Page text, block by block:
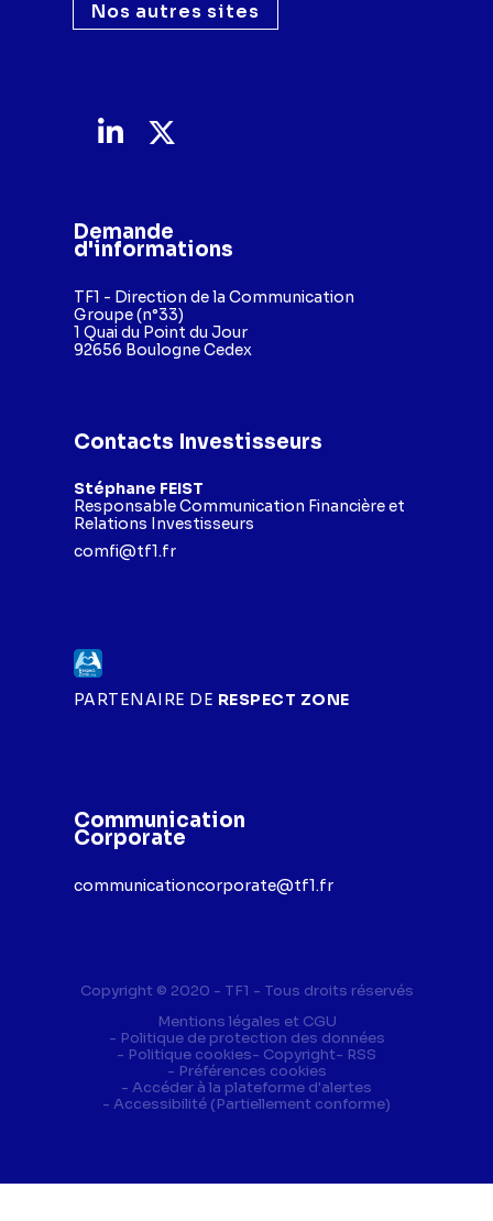
Contacts Investisseurs
Stéphane FEIST
Responsable Communication Financière et
Relations Investisseurs
comfi@tf1.fr
Copyright © 2020 - TF1 - Tous droits réservés
Mentions légales et CGU
Politique de protection des données
Politique cookies
Copyright
RSS
Préférences cookies
Accéder à la plateforme d'alertes
Accessibilité (Partiellement conforme)
Demande
d'informations
TF1 - Direction de la Communication
Groupe (n°33)
1 Quai du Point du Jour
92656 Boulogne Cedex
PARTENAIRE DE RESPECT ZONE
Nos autres sites
Communication
Corporate
communicationcorporate@tf1.fr